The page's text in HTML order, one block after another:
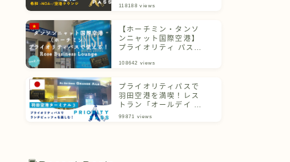
118188 views
【ホーチミン・タンソ
ンニャット国際空港】
プライオリティ パスで
ご紹介！
108642 views
プライオリティパスで
羽田空港を満喫！レス
トラン「オールデイ ダ
イニング グランドエー
99871 views